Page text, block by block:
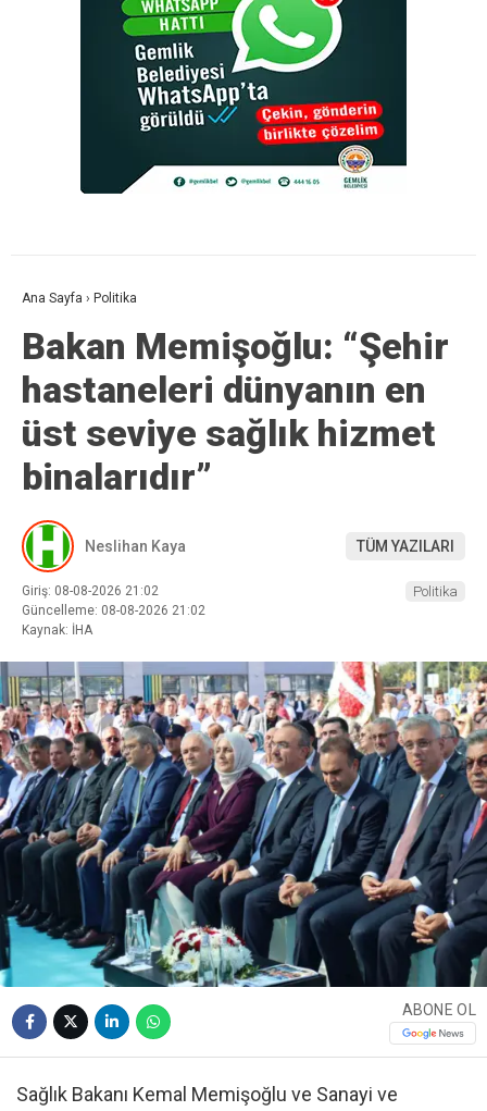
Ana Sayfa › Politika
Bakan Memişoğlu: “Şehir
hastaneleri dünyanın en
üst seviye sağlık hizmet
binalarıdır”
Neslihan Kaya TÜM YAZILARI
Giriş: 08-08-2026 21:02
Güncelleme: 08-08-2026 21:02
Kaynak: İHA
Politika
ABONE OL
Sağlık Bakanı Kemal Memişoğlu ve Sanayi ve